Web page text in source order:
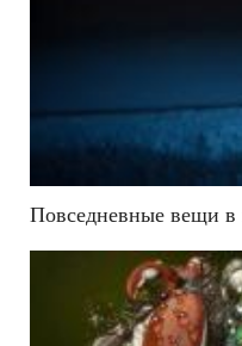
Повседневные вещи